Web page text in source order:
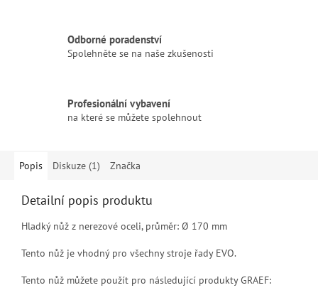
Odborné poradenství
Spolehněte se na naše zkušenosti
Profesionální vybavení
na které se můžete spolehnout
Popis Diskuze (1) Značka
Detailní popis produktu
Hladký nůž z nerezové oceli, průměr: Ø 170 mm
Tento nůž je vhodný pro všechny stroje řady EVO.
Tento nůž můžete použít pro následující produkty GRAEF: